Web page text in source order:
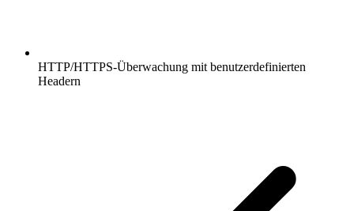
HTTP/HTTPS-Überwachung mit benutzerdefinierten
Headern